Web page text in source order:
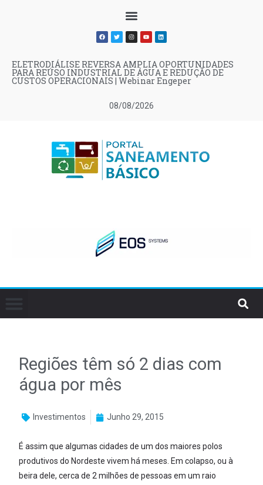
08/08/2026
ELETRODIÁLISE REVERSA AMPLIA OPORTUNIDADES
PARA REÚSO INDUSTRIAL DE ÁGUA E REDUÇÃO DE
CUSTOS OPERACIONAIS | Webinar Engeper
Regiões têm só 2 dias com
água por mês
Investimentos Junho 29, 2015
É assim que algumas cidades de um dos maiores polos
produtivos do Nordeste vivem há meses. Em colapso, ou à
beira dele, cerca de 2 milhões de pessoas em um raio